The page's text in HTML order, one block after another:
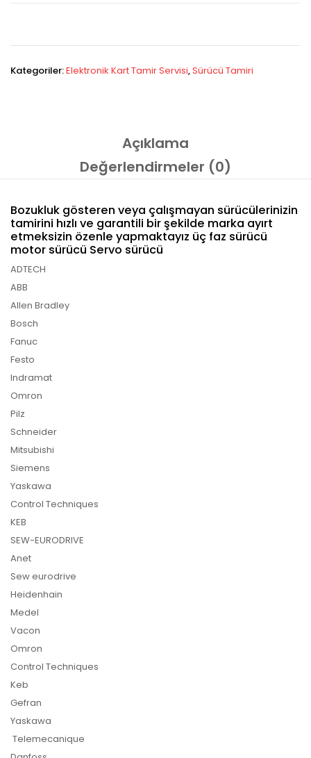
Kategoriler:Elektronik Kart Tamir Servisi,Sürücü Tamiri
Açıklama
Değerlendirmeler (0)
Bozukluk gösteren veya çalışmayan sürücülerinizin
tamirini hızlı ve garantili bir şekilde marka ayırt
etmeksizin özenle yapmaktayız üç faz sürücü
motor sürücü Servo sürücü
ADTECH
ABB
Allen Bradley
Bosch
Fanuc
Festo
Indramat
Omron
Pilz
Schneider
Mitsubishi
Siemens
Yaskawa
Control Techniques
KEB
SEW-EURODRIVE
Anet
Sew eurodrive
Heidenhain
Medel
Vacon
Omron
Control Techniques
Keb
Gefran
Yaskawa
Telemecanique